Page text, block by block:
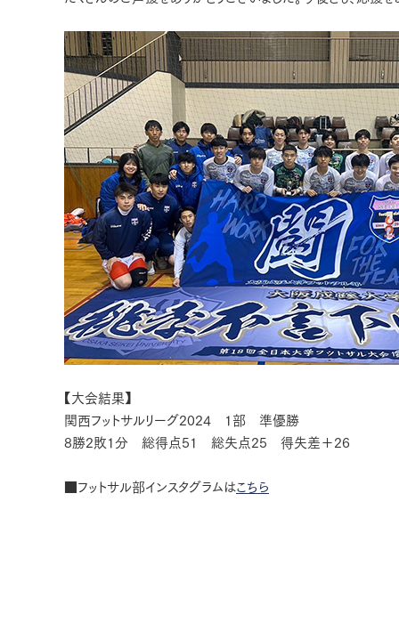
【大会結果】
関西フットサルリーグ2024 1部 準優勝
8勝2敗1分 総得点51 総失点25 得失差＋26
■フットサル部インスタグラムはこちら